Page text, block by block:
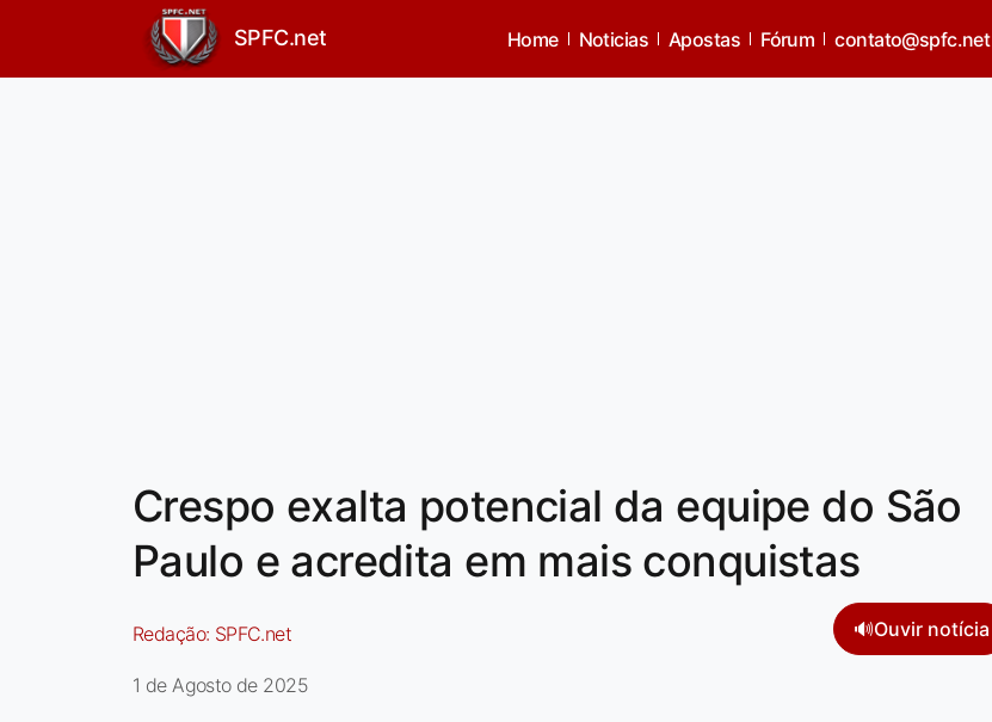
SPFC.net Home Noticias Apostas Fórum contato@spfc.net
Crespo exalta potencial da equipe do São
Paulo e acredita em mais conquistas
Redação: SPFC.net 🔊Ouvir notícia
1 de Agosto de 2025